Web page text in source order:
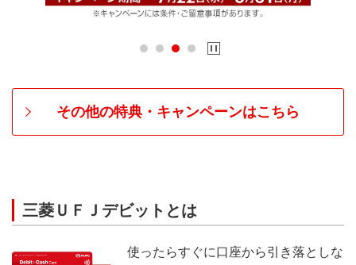
その他の特典・キャンペーンはこちら
三菱ＵＦＪデビットとは
使ったらすぐに口座から引き落としな